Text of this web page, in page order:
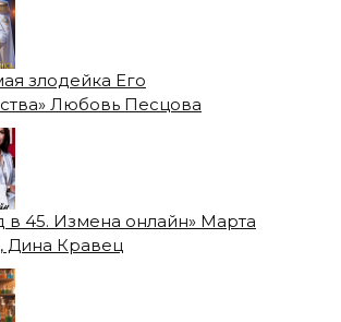
злодейка Его
Любовь Песцова
в 45. Измена онлайн» Марта
Дина Кравец